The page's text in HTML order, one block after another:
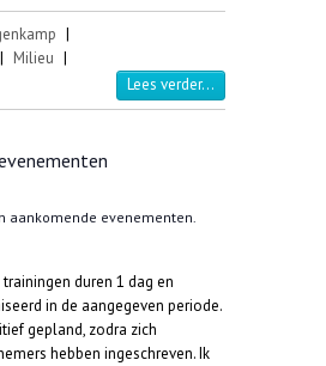
|
| Milieu |
Lees verder...
aankomende evenementen.
duren 1 dag en
in de aangegeven periode.
gepland, zodra zich
hebben ingeschreven. Ik